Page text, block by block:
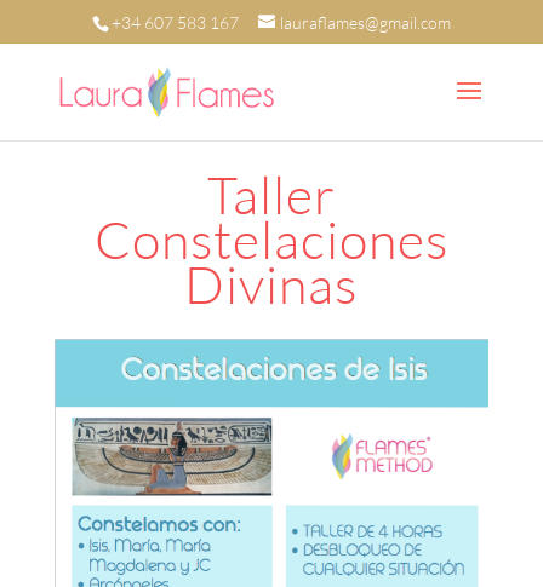
+34 607 583 167 lauraflames@gmail.com
Taller
Constelaciones
Divinas